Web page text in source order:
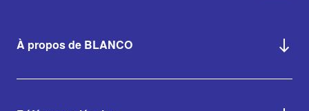
À propos de BLANCO